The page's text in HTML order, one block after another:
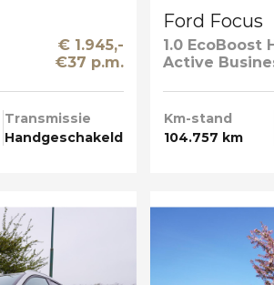
€ 1.945,-
€37 p.m.
Transmissie
Handgeschakeld
Ford Focus
1.0 EcoBoost
Active
Km-stand
104.757 km